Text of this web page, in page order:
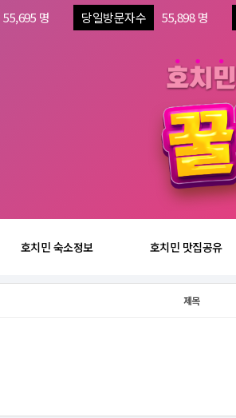
55,695 명 당일방문자수 55,898 명
호치민 숙소정보 호치민 맛집공유
제목